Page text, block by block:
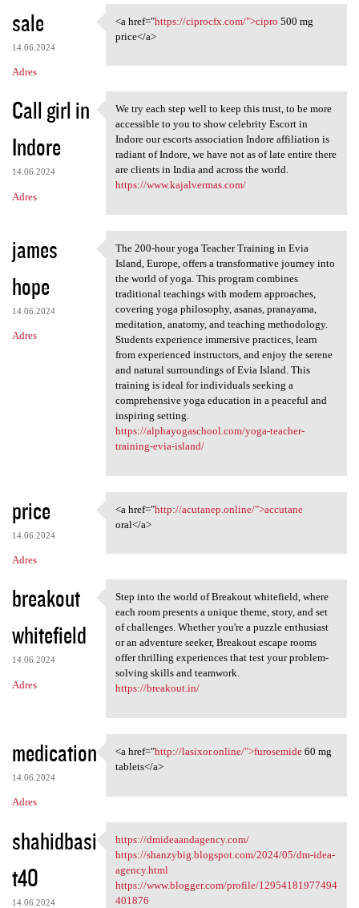
sale
14.06.2024
Adres
<a href="https://ciprocfx.com
<a href="https://ciprocfx.com/">cipro 500 mg
price</a>
Call girl in
Indore
14.06.2024
Adres
We try each step well to keep
We try each step well to keep this trust, to be more
accessible to you to show celebrity Escort in
Indore our escorts association Indore affiliation is
radiant of Indore, we have not as of late entire there
are clients in India and across the world.
https://www.kajalvermas.com/
james
hope
14.06.2024
Adres
The 200-hour yoga Teacher
The 200-hour yoga Teacher Training in Evia
Island, Europe, offers a transformative journey into
the world of yoga. This program combines
traditional teachings with modern approaches,
covering yoga philosophy, asanas, pranayama,
meditation, anatomy, and teaching methodology.
Students experience immersive practices, learn
from experienced instructors, and enjoy the serene
and natural surroundings of Evia Island. This
training is ideal for individuals seeking a
comprehensive yoga education in a peaceful and
inspiring setting.
https://alphayogaschool.com/yoga-teacher-
training-evia-island/
price
14.06.2024
Adres
<a href="http://acutanep
<a href="http://acutanep.online/">accutane
oral</a>
breakout
whitefield
14.06.2024
Adres
Step into the world of
Step into the world of Breakout whitefield, where
each room presents a unique theme, story, and set
of challenges. Whether you're a puzzle enthusiast
or an adventure seeker, Breakout escape rooms
offer thrilling experiences that test your problem-
solving skills and teamwork.
https://breakout.in/
medication
14.06.2024
Adres
<a href="http://lasixor
<a href="http://lasixor.online/">furosemide60 mg
tablets</a>
shahidbasi
t40
14.06.2024
https://dmideaandagency.com/
https://dmideaandagency.com/
https://shanzybig.blogspot.com/2024/05/dm-idea-
agency.html
https://www.blogger.com/profile/12954181977494
401876